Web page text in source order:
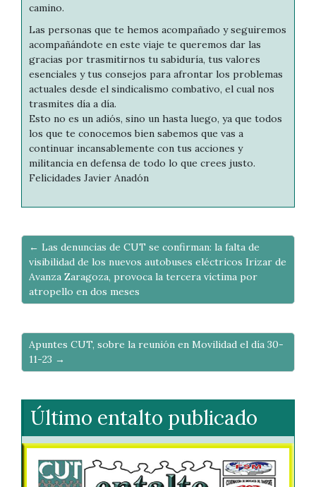
camino.
Las personas que te hemos acompañado y seguiremos
acompañándote en este viaje te queremos dar las
gracias por trasmitirnos tu sabiduría, tus valores
esenciales y tus consejos para afrontar los problemas
actuales desde el sindicalismo combativo, el cual nos
trasmites día a día.
Esto no es un adiós, sino un hasta luego, ya que todos
los que te conocemos bien sabemos que vas a
continuar incansablemente con tus acciones y
militancia en defensa de todo lo que crees justo.
Felicidades Javier Anadón
← Las denuncias de CUT se confirman: la falta de
visibilidad de los nuevos autobuses eléctricos Irizar de
Avanza Zaragoza, provoca la tercera víctima por
atropello en dos meses
Apuntes CUT, sobre la reunión en Movilidad el día 30-
11-23 →
Último entalto publicado